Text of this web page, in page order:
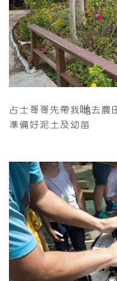
占士哥哥先帶我哋去農
準備好泥土及幼苗